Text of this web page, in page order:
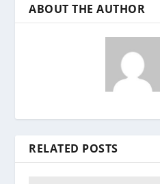
ABOUT THE AUTHOR
RELATED POSTS